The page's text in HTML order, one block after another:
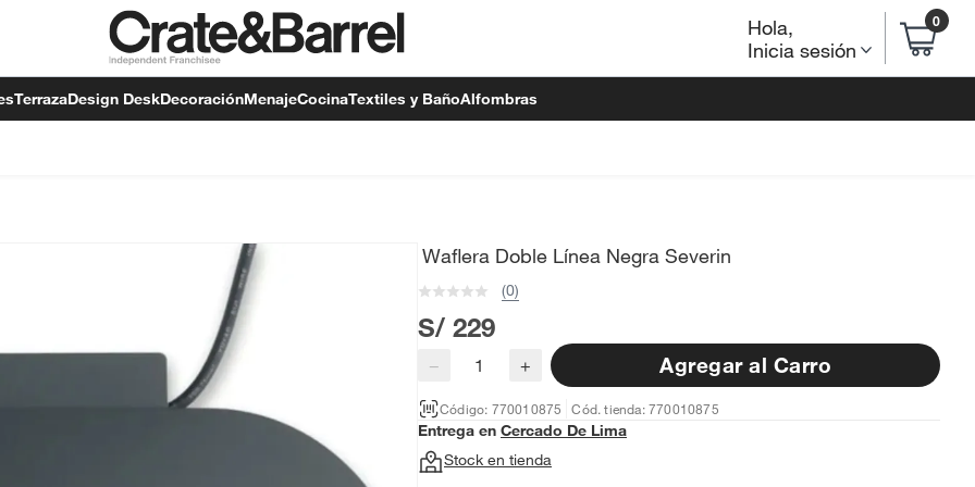
Hola,
Inicia sesión
0
TerrazaDesign DeskDecoraciónMenajeCocinaTextiles y BañoAlfombras
Waflera Doble Línea Negra Severin
(0)
S/ 229
− + Agregar al Carro
Código: 770010875 Cód. tienda: 770010875
Entrega en Cercado De Lima
Stock en tienda